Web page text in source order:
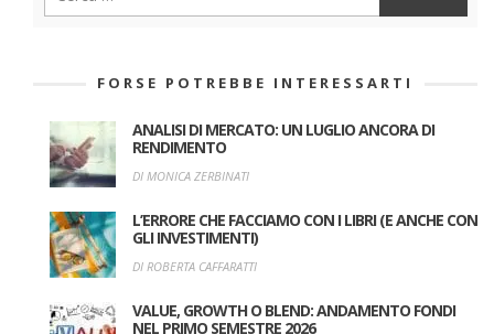
FORSE POTREBBE INTERESSARTI
ANALISI DI MERCATO: UN LUGLIO ANCORA DI
RENDIMENTO
DI MONICA ZERBINATI
L’ERRORE CHE FACCIAMO CON I LIBRI (E ANCHE CON
GLI INVESTIMENTI)
DI ROBERTA CAFFARATTI
VALUE, GROWTH O BLEND: ANDAMENTO FONDI
NEL PRIMO SEMESTRE 2026